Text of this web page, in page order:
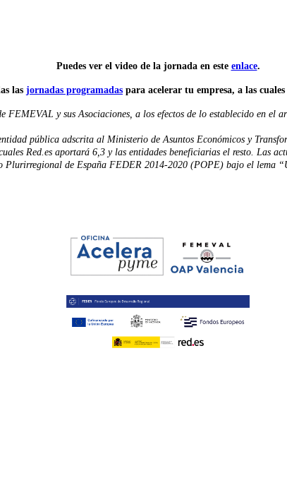
Puedes ver el video de la jornada en este enlace.
las jornadas programadas para acelerar tu empresa, a las
FEMEVAL y sus Asociaciones, a los efectos de lo establecido en el
pública adscrita al Ministerio de Asuntos Económicos y
Red.es aportará 6,3 y las entidades beneficiarias el resto. Las
Plurirregional de España FEDER 2014-2020 (POPE) bajo el lema